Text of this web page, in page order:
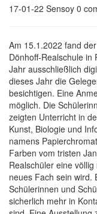
17-01-22 Sensoy 0
Am 15.1.2022 fand
Dönhoff-Realschule in
Jahr ausschließlich
dieses Jahr die
besichtigen. Eine
möglich. Die
zeigten Unterricht in
Kunst, Biologie und
namens
Farben vom tristen
Realschüler eine
neues Fach sein wird.
Schülerinnen und
sicherlich mehr in